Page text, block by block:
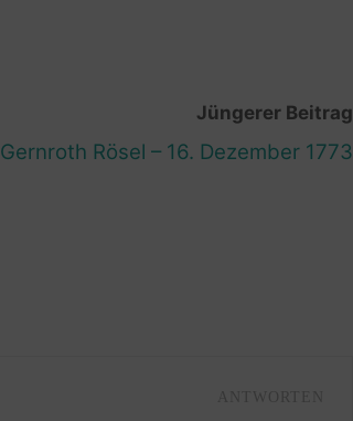
Jüngerer Beitrag
Gernroth Rösel – 16. Dezember 1773